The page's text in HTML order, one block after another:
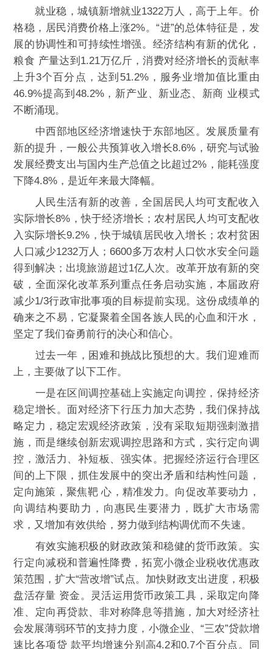
就业稳，城镇新增就业1322万人，高于上年。价
格稳，居民消费价格上涨2%。“进”的总体特征是，发
展的协调性和可持续性增强。经济结构有新的优化，
粮食 产量达到1.21万亿斤，消费对经济增长的贡献率
上升3个百分点，达到51.2%，服务业增加值比重由
46.9%提高到48.2%，新产业、新业态、新商 业模式
不断涌现。
中西部地区经济增速快于东部地区。发展质量有
新的提升，一般公共预算收入增长8.6%，研究与试验
发展经费支出与国内生产总值之比超过2%，能耗强度
下降4.8%，是近年来最大降幅。
人民生活有新的改善，全国居民人均可支配收入
实际增长8%，快于经济增长；农村居民人均可支配收
入实际增长9.2%，快于城镇居民收入增长；农村贫困
人口减少1232万人；6600多万农村人口饮水安全问题
得到解决；出境旅游超过1亿人次。改革开放有新的突
破，全面深化改革系列重点任务启动实施，本届政府
减少1/3行政审批事项的目标提前实现。这份成绩单的
确来之不易，它凝聚着全国各族人民的心血和汗水，
坚定了我们奋勇前行的决心和信心。
过去一年，困难和挑战比预想的大。我们迎难而
上，主要做了以下工作。
一是在区间调控基础上实施定向调控，保持经济
稳定增长。面对经济下行压力加大态势，我们保持战
略定力，稳定宏观经济政策，没有采取短期强刺激措
施，而是继续创新宏观调控思路和方式，实行定向调
控，激活力、补短板、强实体。把握经济运行合理区
间的上下限，抓住发展中的突出矛盾和结构性问题，
定向施策，聚焦靶 心，精准发力。向促改革要动力，
向调结构要助力，向惠民生要潜力，既扩大市场需
求，又增加有效供给，努力做到结构调优而不失速。
有效实施积极的财政政策和稳健的货币政策。实
行定向减税和普遍性降费，拓宽小微企业税收优惠政
策范围，扩大“营改增”试点。加快财政支出进度，积极
盘活存量 资金。灵活运用货币政策工具，采取定向降
准、定向再贷款、非对称降息等措施，加大对经济社
会发展薄弱环节的支持力度，小微企业、“三农”贷款增
速比各项贷 款平均增速分别高4.2和0.7个百分点。同